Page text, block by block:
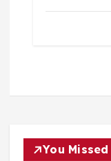
You Missed